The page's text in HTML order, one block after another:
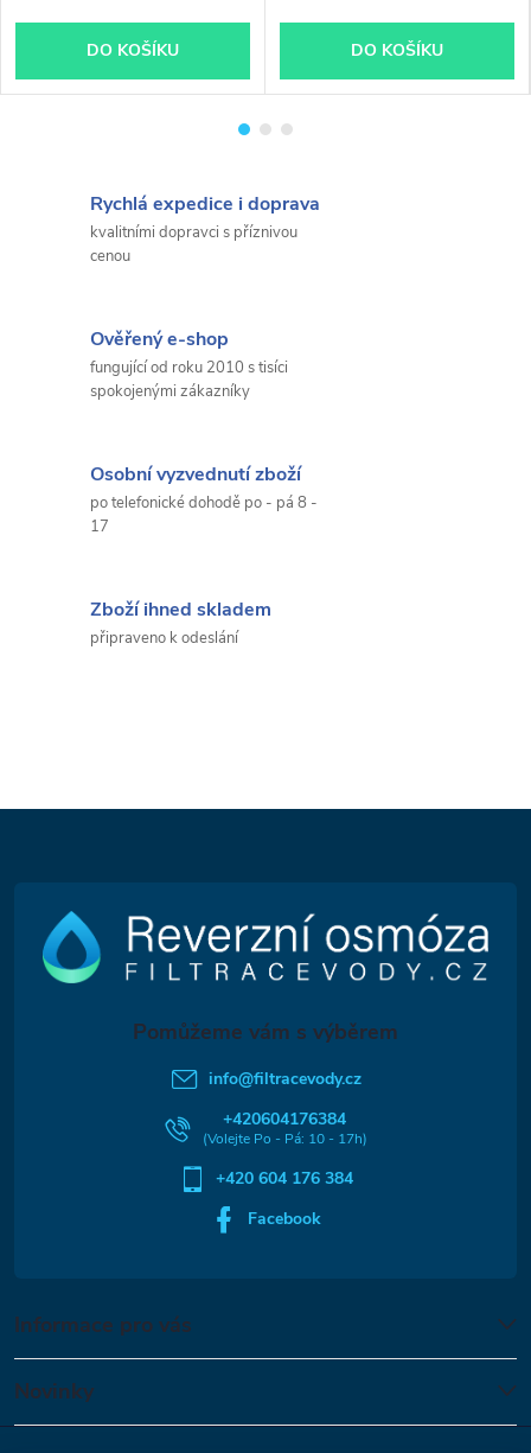
DO KOŠÍKU DO KOŠÍKU
Rychlá expedice i doprava
kvalitními dopravci s příznivou
cenou
Ověřený e-shop
fungující od roku 2010 s tisíci
spokojenými zákazníky
Osobní vyzvednutí zboží
po telefonické dohodě po - pá 8 -
17
Zboží ihned skladem
připraveno k odeslání
info@filtracevody.cz
+420604176384
+420 604 176 384
Facebook
Informace pro vás
Novinky